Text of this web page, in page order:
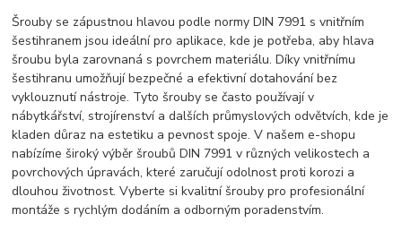
Šrouby se zápustnou hlavou podle normy DIN 7991 s vnitřním
šestihranem jsou ideální pro aplikace, kde je potřeba, aby hlava
šroubu byla zarovnaná s povrchem materiálu. Díky vnitřnímu
šestihranu umožňují bezpečné a efektivní dotahování bez
vyklouznutí nástroje. Tyto šrouby se často používají v
nábytkářství, strojírenství a dalších průmyslových odvětvích, kde je
kladen důraz na estetiku a pevnost spoje. V našem e-shopu
nabízíme široký výběr šroubů DIN 7991 v různých velikostech a
povrchových úpravách, které zaručují odolnost proti korozi a
dlouhou životnost. Vyberte si kvalitní šrouby pro profesionální
montáže s rychlým dodáním a odborným poradenstvím.